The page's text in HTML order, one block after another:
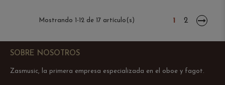
Mostrando 1-12 de 17 artículo(s) 1 2
SOBRE NOSOTROS
Zasmusic, la primera empresa especializada en el oboe y fagot.